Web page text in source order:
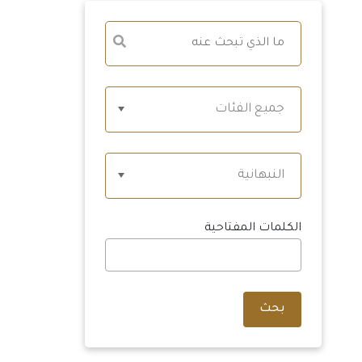
جميع الفئات
النبهانية
الكلمات المفتاحية
بحث